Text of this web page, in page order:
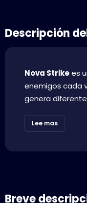
Descripción
Nova Strikees
enemigos cada
genera
Lee mas
Breve